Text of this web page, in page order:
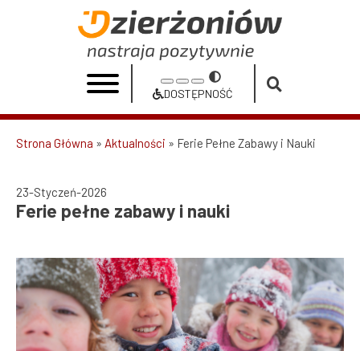
i
nauki
Urząd
Dzierżoniów
Increase
size
Reset
font
size
Decrease
size
Przełącz
na
Dostępność
DOSTĘPNOŚĆ
nawigacyjna
Strona Główna Aktualności Ferie Pełne Zabawy i Nauki
23-Styczeń-2026
Ferie pełne zabawy i nauki